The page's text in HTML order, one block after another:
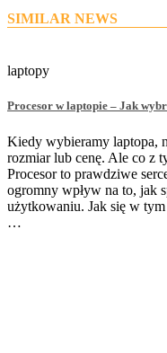
SIMILAR NEWS
laptopy
Procesor w laptopie – Jak
Kiedy wybieramy laptopa,
rozmiar lub cenę. Ale co z
Procesor to prawdziwe
ogromny wpływ na to, jak
użytkowaniu. Jak się w
…